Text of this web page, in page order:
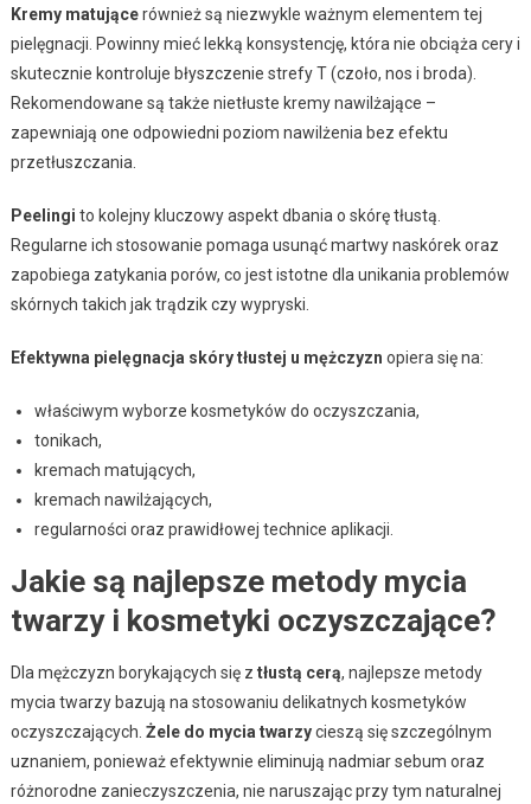
Kremy matującerównież są niezwykle ważnym elementem tej
pielęgnacji. Powinny mieć lekką konsystencję, która nie obciąża cery i
skutecznie kontroluje błyszczenie strefy T (czoło, nos i broda).
Rekomendowane są także nietłuste kremy nawilżające –
zapewniają one odpowiedni poziom nawilżenia bez efektu
przetłuszczania.
Peelingi to kolejny kluczowy aspekt dbania o skórę tłustą.
Regularne ich stosowanie pomaga usunąć martwy naskórek oraz
zapobiega zatykania porów, co jest istotne dla unikania problemów
skórnych takich jak trądzik czy wypryski.
Efektywna pielęgnacja skóry tłustej u mężczyzn opiera się na:
właściwym wyborze kosmetyków do oczyszczania,
tonikach,
kremach matujących,
kremach nawilżających,
regularności oraz prawidłowej technice aplikacji.
Jakie są najlepsze metody mycia
twarzy i kosmetyki oczyszczające?
Dla mężczyzn borykających się z tłustą cerą, najlepsze metody
mycia twarzy bazują na stosowaniu delikatnych kosmetyków
oczyszczających. Żele do mycia twarzycieszą się szczególnym
uznaniem, ponieważ efektywnie eliminują nadmiar sebum oraz
różnorodne zanieczyszczenia, nie naruszając przy tym naturalnej